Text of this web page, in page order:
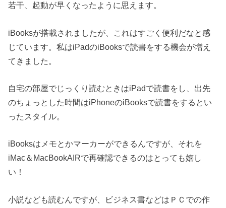
若干、起動が早くなったように思えます。
iBooksが搭載されましたが、これはすごく便利だなと感
じています。私はiPadのiBooksで読書をする機会が増え
てきました。
自宅の部屋でじっくり読むときはiPadで読書をし、出先
のちょっとした時間はiPhoneのiBooksで読書をするとい
ったスタイル。
iBooksはメモとかマーカーができるんですが、それを
iMac＆MacBookAIRで再確認できるのはとっても嬉し
い！
小説なども読むんですが、ビジネス書などはＰＣでの作